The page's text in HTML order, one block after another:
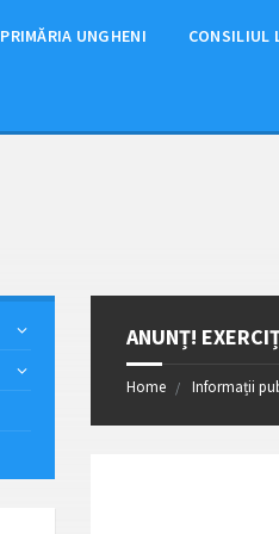
PRIMĂRIA UNGHENI CONSILIUL
ANUNȚ!
Home Informații